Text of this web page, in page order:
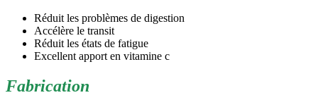
Réduit les problèmes de digestion
Accélère le transit
Réduit les états de fatigue
Excellent apport en vitamine c
Fabrication